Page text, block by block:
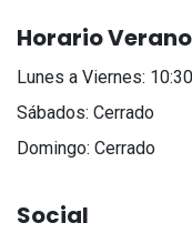
Horario Verano
Lunes a Viernes:
Sábados: Cerrado
Domingo: Cerrado
Social